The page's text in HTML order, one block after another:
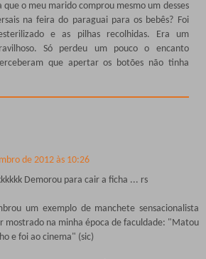
que o meu marido comprou mesmo um desses
na feira do paraguai para os bebês? Foi
e as pilhas recolhidas. Era um
Só perdeu um pouco o encanto
que apertar os botões não tinha
de 2012 às 10:26
Demorou para cair a ficha ... rs
um exemplo de manchete sensacionalista
mostrado na minha época de faculdade: "Matou
e foi ao cinema" (sic)